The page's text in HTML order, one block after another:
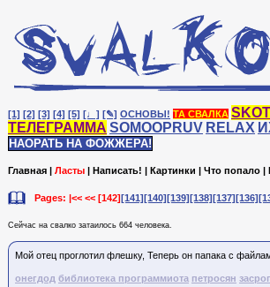
[1] [2] [3] [4] [5] [♩] [✎] ОСНОВЫ! ТА СВАЛКА
ТЕЛЕГРАММА SOMOOPRUV RELAX
НАОРАТЬ НА ФОЖЖЕРА!
Главная | Ласты | Написать! | Картинки | Что попало |
Pages: |<< << [142][141][140][139][138][137][136]
Сейчас на cвалко затаилось 664 человека.
Мой отец проглотил флешку, Теперь он папака с
онегдод библиотека программиота петросян